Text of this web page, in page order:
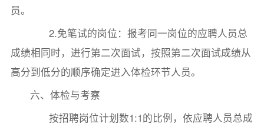
员。
2.免笔试的岗位：报考同一岗位的应聘人员总
成绩相同时，进行第二次面试，按照第二次面试成绩从
高分到低分的顺序确定进入体检环节人员。
六、体检与考察
按招聘岗位计划数1:1的比例，依应聘人员总成